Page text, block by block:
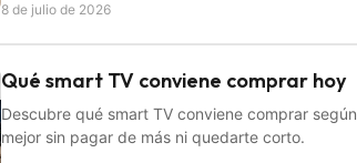
8 de julio de 2026
Qué smart TV conviene comprar hoy
Descubre qué smart TV conviene comprar
mejor sin pagar de más ni quedarte corto.